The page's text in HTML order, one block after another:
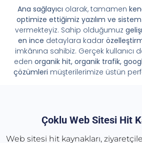
Ana sağlayıcı olarak, tamamen
optimize ettiğimiz yazılım ve sistem
vermekteyiz. Sahip olduğumuz
en ince detaylara kadar
imkânına sahibiz. Gerçek kullanıcı
eden organik hit, organik trafik,
çözümleri müşterilerimize üstün
Çoklu Web Sitesi Hit
Web sitesi hit kaynakları,